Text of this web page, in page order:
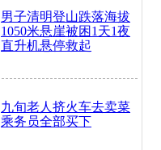
男子清明登山跌落海拔
1050米悬崖被困1天1夜
直升机悬停救起
九旬老人挤火车去卖菜
乘务员全部买下